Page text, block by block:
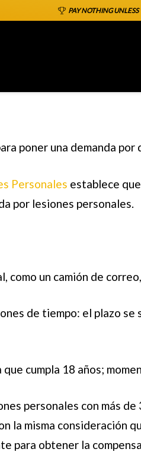
PAY NOTHING
poner una demanda por
Personales establece
por lesiones personales.
un camión de
de tiempo: el plazo
cumpla 18 años;
personales con más
misma consideración
para obtener la